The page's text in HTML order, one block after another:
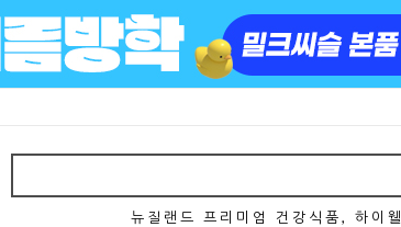
뉴 질 랜 드 프 리 미 엄 건 강 식 품 , 하 이 웰